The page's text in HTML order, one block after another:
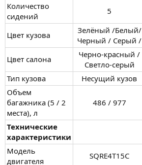
Количество
сидений
5​
Цвет кузова
Зелёный /Белый/
Черный / Серый /​
Цвет салона
Черно-красный /
Светло-серый​
Тип кузова
Несущий кузов​
Объем
багажника (5 / 2
места), л
486 / 977​
Технические
характеристики
Модель
двигателя
SQRE4T15C​